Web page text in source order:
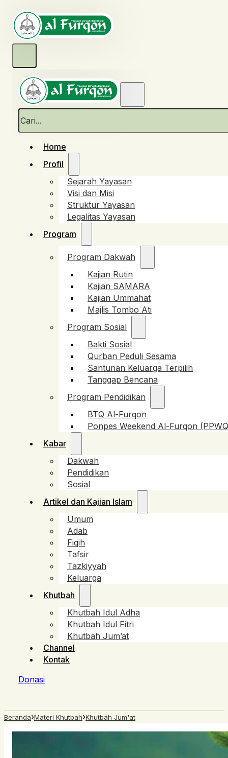
Cari
Home
Profil
Sejarah Yayasan
Visi dan Misi
Struktur Yayasan
Legalitas Yayasan
Program
Program Dakwah
Kajian Rutin
Kajian SAMARA
Kajian Ummahat
Majlis Tombo Ati
Program Sosial
Bakti Sosial
Qurban Peduli Sesama
Santunan Keluarga Terpilih
Tanggap Bencana
Program Pendidikan
BTQ Al-Furqon
Ponpes Weekend Al-Furqon
Kabar
Dakwah
Pendidikan
Sosial
Artikel dan Kajian Islam
Umum
Adab
Fiqih
Tafsir
Tazkiyyah
Keluarga
Khutbah
Khutbah Idul Adha
Khutbah Idul Fitri
Khutbah Jum’at
Channel
Kontak
Donasi
Beranda›Materi Khutbah›Khutbah Jum'at